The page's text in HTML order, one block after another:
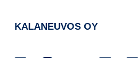
KALANEUVOS OY